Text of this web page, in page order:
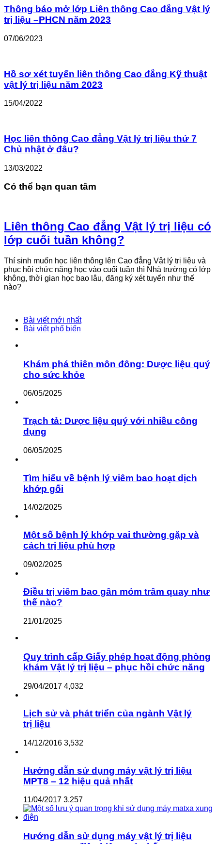
Thông báo mở lớp Liên thông Cao đẳng Vật lý
trị liệu –PHCN năm 2023
07/06/2023
Hồ sơ xét tuyển liên thông Cao đẳng Kỹ thuật
vật lý trị liệu năm 2023
15/04/2022
Học liên thông Cao đẳng Vật lý trị liệu thứ 7
Chủ nhật ở đâu?
13/03/2022
Có thể bạn quan tâm
Liên thông Cao đẳng Vật lý trị liệu có
lớp cuối tuần không?
Thí sinh muốn học liên thông lên Cao đẳng Vật lý trị liệu và
phục hồi chức năng học vào cuối tuần thì Nhà trường có lớp
không, thời gian học bao lâu, đăng ký xét tuyển như thế
nào?
Bài viết mới nhất
Bài viết phổ biến
Khám phá thiên môn đông: Dược liệu quý
cho sức khỏe
06/05/2025
Trạch tả: Dược liệu quý với nhiều công
dụng
06/05/2025
Tìm hiểu về bệnh lý viêm bao hoạt dịch
khớp gối
14/02/2025
Một số bệnh lý khớp vai thường gặp và
cách trị liệu phù hợp
09/02/2025
Điều trị viêm bao gân mỏm trâm quay như
thế nào?
21/01/2025
Quy trình cấp Giấy phép hoạt động phòng
khám Vật lý trị liệu – phục hồi chức năng
29/04/2017 4,032
Lịch sử và phát triển của ngành Vật lý
trị liệu
14/12/2016 3,532
Hướng dẫn sử dụng máy vật lý trị liệu
MPT8 – 12 hiệu quả nhất
11/04/2017 3,257
Hướng dẫn sử dụng máy vật lý trị liệu